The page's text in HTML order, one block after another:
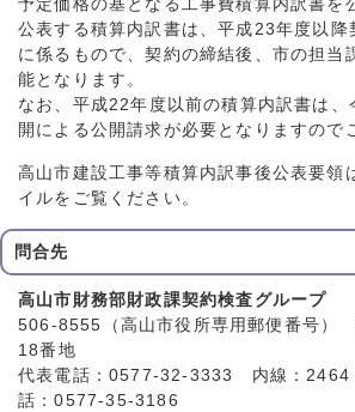
予定価格の基となる工事費積算内訳書を
公表する積算内訳書は、平成23年度以降
に係るもので、契約の締結後、市の担当
能となります。
なお、平成22年度以前の積算内訳書は、
開による公開請求が必要となりますので
高山市建設工事等積算内訳事後公表要領
イルをご覧ください。
問合先
高山市財務部財政課契約検査グループ
506-8555（高山市役所専用郵便番号）
18番地
代表電話：0577-32-3333 内線：
話：0577-35-3186